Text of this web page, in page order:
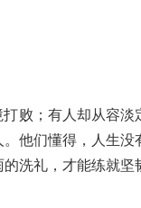
败；有人却从容
他们懂得，人生
洗礼，才能练就